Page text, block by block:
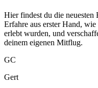
Hier findest du die neuesten
Erfahre aus erster Hand,
erlebt wurden, und
deinem eigenen Mitflug.
GC
Gert